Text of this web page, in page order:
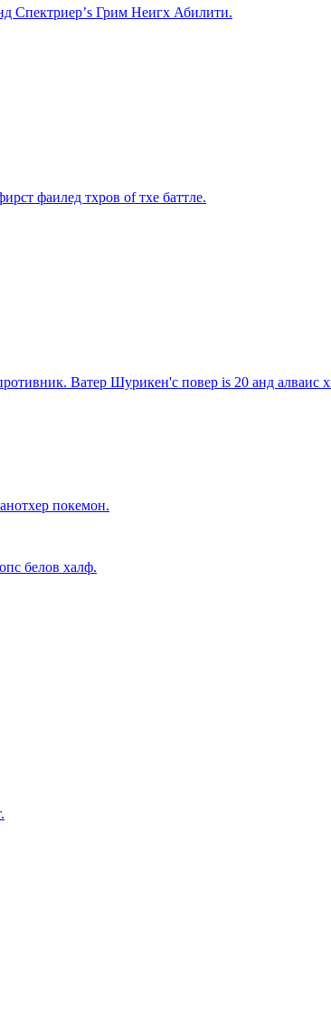
Спектриер’s Грим Неигх Абилити.
фаилед тхров of тхе баттле.
Ватер Шурикен'с повер is 20 анд алваис
покемон.
белов халф.